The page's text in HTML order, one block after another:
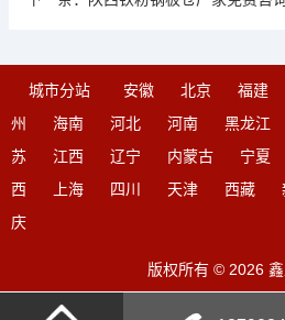
城市分站 安徽 北京 福建
州
海南 河北 河南 黑龙江
苏
江西 辽宁 内蒙古 宁夏
西
上海 四川 天津 西藏
庆
版权所有 © 2026